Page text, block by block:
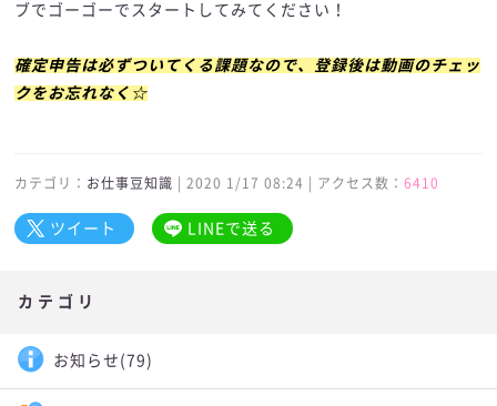
ブでゴーゴーでスタートしてみてください！
確定申告は必ずついてくる課題なので、登録後は動画のチェッ
クをお忘れなく☆
カテゴリ： お仕事豆知識 | 2020 1/17 08:24 | アクセス数：6410
ツイート LINEで送る
カテゴリ
お知らせ (79)